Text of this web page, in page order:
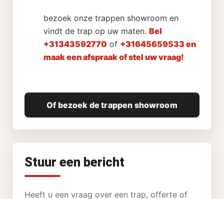
bezoek onze trappen showroom en
vindt de trap op uw maten. Bel
+31343592770 of +31645659533 en
maak een afspraak of stel uw vraag!
Of bezoek de trappen showroom
Stuur een bericht
Heeft u een vraag over een trap, offerte of